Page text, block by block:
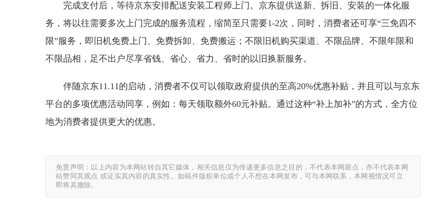
完成支付后，等待京东安排配送安装工程师上门。京东提供送新、拆旧、安装的一体化服
务，将以往需要多次上门完成的服务流程，缩简至只需要1-2次，同时，消费者还可享“三免四不
限”服务，即旧机免费上门、免费拆卸、免费搬运；不限旧机购买渠道、不限品牌、不限年限和
不限品相，足不出户尽享省钱、省心、省力、省时的以旧换新服务。
伴随京东11.11的启动，消费者不仅可以领取政府提供的至高20%优惠补贴，并且可以与京东
平台的多项优惠活动同享，例如：每天领取额外60元补贴。通过这种“补上加补”的方式，全方位
地为消费者提供更大的优惠。
免责声明：以上内容为本网站转自其它媒体，相关信息仅为传递更多信息之目的，不代表本网观点，亦不代表本网
站赞同其观点 或证实其内容的真实性。如稿件版权单位或个人不想在本网发布，可与本网联系，本网视情况可立
即将其撤除。